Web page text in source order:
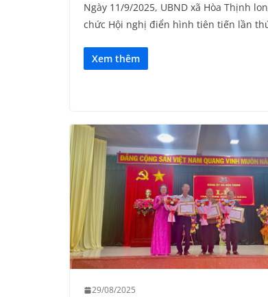
Ngày 11/9/2025, UBND xã Hòa Thịnh
chức Hội nghị điển hình tiên tiến lần
Xem thêm
29/08/2025